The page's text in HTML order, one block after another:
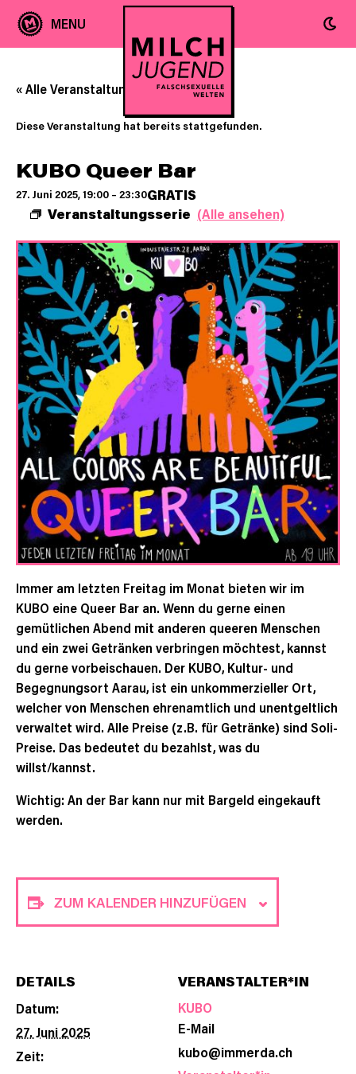
« Alle Veranstaltungen
Diese Veranstaltung hat bereits stattgefunden.
KUBO Queer Bar
27. Juni 2025, 19:00 – 23:30
Veranstaltungsserie (Alle ansehen)
GRATIS
Immer am letzten Freitag im Monat bieten wir im
KUBO eine Queer Bar an. Wenn du gerne einen
gemütlichen Abend mit anderen queeren Menschen
und ein zwei Getränken verbringen möchtest, kannst
du gerne vorbeischauen. Der KUBO, Kultur- und
Begegnungsort Aarau, ist ein unkommerzieller Ort,
welcher von Menschen ehrenamtlich und unentgeltlich
verwaltet wird. Alle Preise (z.B. für Getränke) sind Soli-
Preise. Das bedeutet du bezahlst, was du
willst/kannst.
Wichtig: An der Bar kann nur mit Bargeld eingekauft
werden.
ZUM KALENDER HINZUFÜGEN
DETAILS
Datum:
27. Juni 2025
Zeit:
VERANSTALTER*IN
KUBO
E-Mail
kubo@immerda.ch